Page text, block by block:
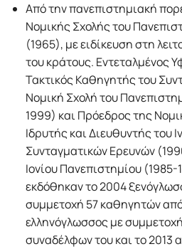
Από την πανεπιστημιακή
Νομικής Σχολής του
(1965), με ειδίκευση στη
του κράτους. Εντεταλμένος
Τακτικός Καθηγητής του
Νομική Σχολή του
1999) και Πρόεδρος της
Ιδρυτής και Διευθυντής του
Συνταγματικών Ερευνών
Ιονίου Πανεπιστημίου
εκδόθηκαν το 2004
συμμετοχή 57 καθηγητών από
ελληνόγλωσσος με
συναδέλφων του και το 2013